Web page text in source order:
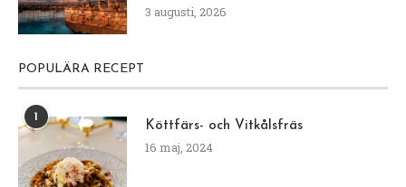
3 augusti, 2026
POPULÄRA RECEPT
Köttfärs- och Vitkålsfräs
16 maj, 2024